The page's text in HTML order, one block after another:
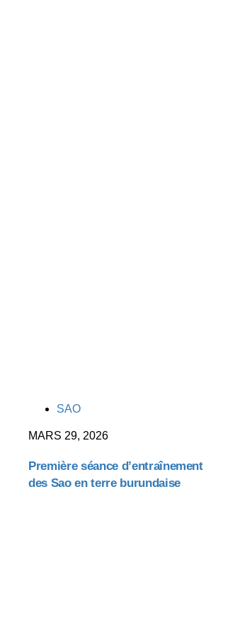
TAGSSAO
MARS 29, 2026
Première séance d’entraînement
des Sao en terre burundaise